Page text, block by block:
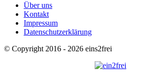
Über uns
Kontakt
Impressum
Datenschutzerklärung
© Copyright 2016 - 2026 eins2frei